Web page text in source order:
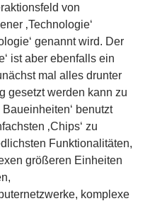
von
‚Technologie‘
genannt wird. Der
ist aber ebenfalls ein
mal alles drunter
gesetzt werden kann zu
Baueinheiten‘ benutzt
‚Chips‘ zu
Funktionalitäten,
größeren Einheiten
komplexe